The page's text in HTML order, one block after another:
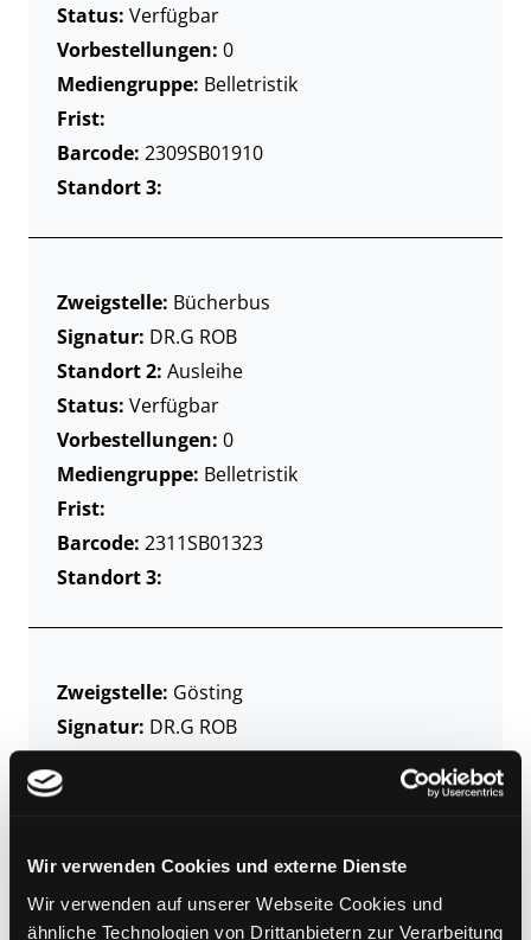
Wir verwenden Cookies und externe Dienste
Wir verwenden auf unserer Webseite Cookies und
ähnliche Technologien von Drittanbietern zur Verarbeitung
Status: Verfügbar
Vorbestellungen: 0
Mediengruppe: Belletristik
Frist:
Barcode: 2309SB01910
Standort 3:
Zweigstelle: Bücherbus
Signatur: DR.G ROB
Standort 2: Ausleihe
Status: Verfügbar
Vorbestellungen: 0
Mediengruppe: Belletristik
Frist:
Barcode: 2311SB01323
Standort 3:
Zweigstelle: Gösting
Signatur: DR.G ROB
Standort 2:Ausleihe
Status:
Mediengruppe:Belletristik
Frist:
Barcode:2302SB01461